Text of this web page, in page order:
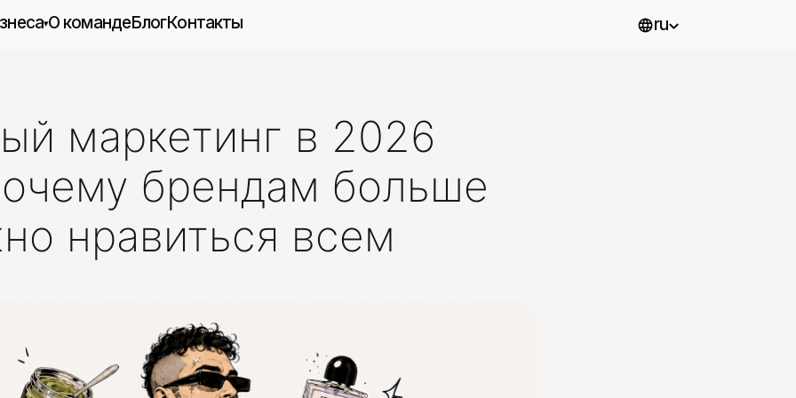
Продвижение в нейросетях
Контекстная реклама
Таргетированная реклама
Рекламный аудит
Продвижение приложений (ASO)
О командеБлогКонтакты
маркетинг в 2026
брендам больше
нравиться всем